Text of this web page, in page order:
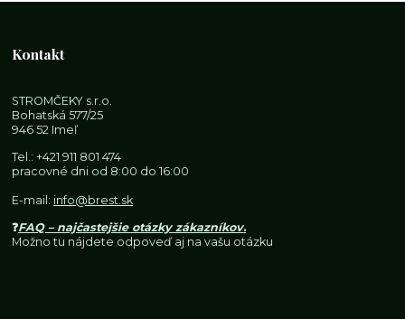
Kontakt
STROMČEKY s.r.o.
Bohatská 577/25
946 52 Imeľ
Tel.:+421 911 801 474
pracovné dni od 8:00 do 16:00
E-mail: info@brest.sk
❓FAQ – najčastejšie otázky zákazníkov.
Možno tu nájdete odpoveď aj na vašu otázku